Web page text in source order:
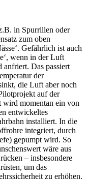
in Spurrillen oder
zum oben
Gefährlich ist auch
wenn in der Luft
anfriert. Das passiert
der
die Luft aber noch
auf der
momentan ein von
entwickeltes
installiert. In die
integriert, durch
gepumpt wird. So
wäre aus
– insbesondere
um das
zu erhöhen.